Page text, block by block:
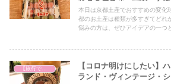
本日は京都土産でおすすめの変化
都のお土産は種類が多すぎてどれ
悩みの方は、ぜひアイデアの一つ
【旅行で心を癒そう】
【コロナ明けにしたい】
ランド・ヴィンテージ・